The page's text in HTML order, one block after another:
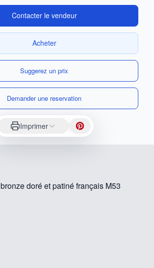
Contacter le vendeur
Acheter
Suggerez un prix
Demander une reservation
Imprimer
doré et patiné français M53